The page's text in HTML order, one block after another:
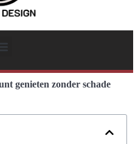
genieten zonder schade